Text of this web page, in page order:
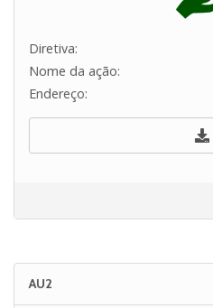
Diretiva:
Nome da ação:
Endereço:
AU2